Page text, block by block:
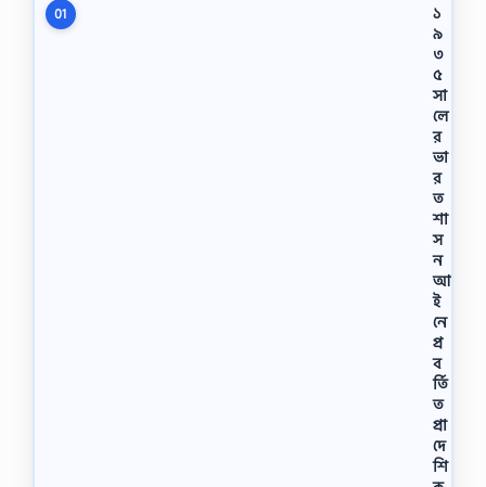
01
১
৯
৩
৫
সা
লে
র
ভা
র
ত
শা
স
ন
আ
ই
নে
প্র
ব
র্তি
ত
প্রা
দে
শি